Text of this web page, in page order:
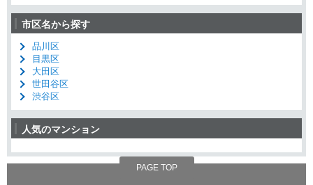
市区名から探す
品川区
目黒区
大田区
世田谷区
渋谷区
人気のマンション
PAGE TOP